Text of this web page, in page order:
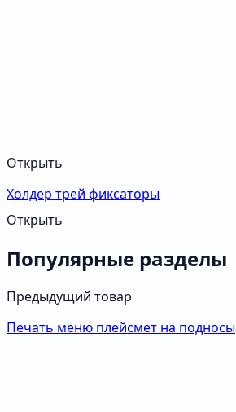
Открыть
Холдер трей фиксаторы
Открыть
Популярные разделы
Предыдущий товар
Печать меню плейсмет на подносы